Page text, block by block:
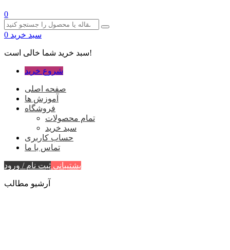
0
سبد خرید 0
سبد خرید شما خالی است!
شروع خرید
صفحه اصلی
آموزش ها
فروشگاه
تمام محصولات
سبد خرید
حساب کاربری
تماس با ما
پشتیبانی ثبت نام / ورود
آرشیو مطالب